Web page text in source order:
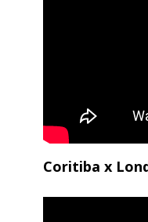
Coritiba x